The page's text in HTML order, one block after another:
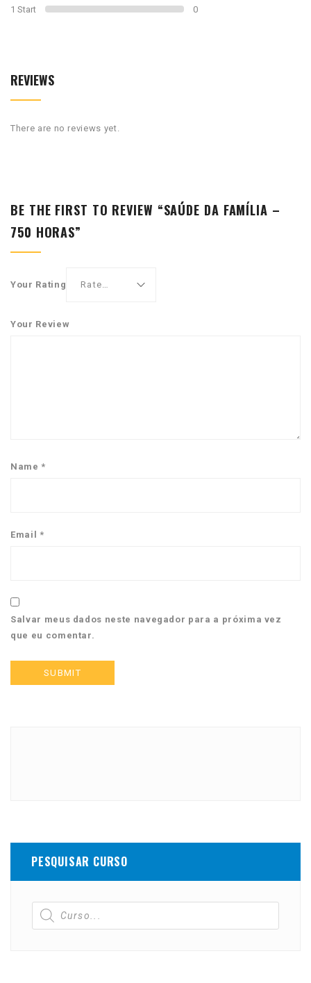
1 Start 0
REVIEWS
There are no reviews yet.
BE THE FIRST TO REVIEW “SAÚDE DA FAMÍLIA –
750 HORAS”
Your Rating
Your Review
Name*
Email *
Salvar meus dados neste navegador para a próxima vez
que eu comentar.
PESQUISAR CURSO